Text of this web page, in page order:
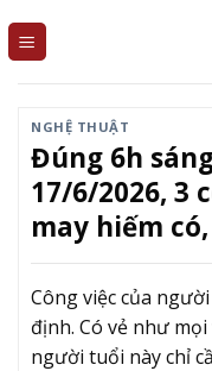
NGHỆ THUẬT
Đúng 6h
17/6/2026, 3
may hiếm
Công việc của
định. Có vẻ như
người tuổi này chỉ